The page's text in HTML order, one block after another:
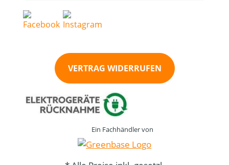
VERTRAG WIDERRUFEN
Ein Fachhändler von